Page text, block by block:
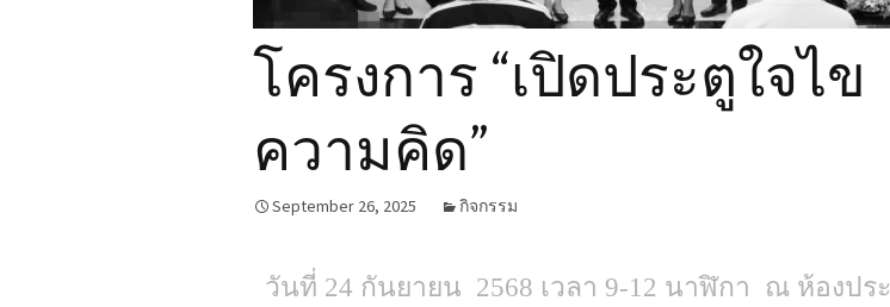
โครงการ “เปิดประตูใจไข
ความคิด”
September 26, 2025 กิจกรรม
วันที่ 24 กันยายน 2568 เวลา 9-12 นาฬิกา
ณ ห้องปร